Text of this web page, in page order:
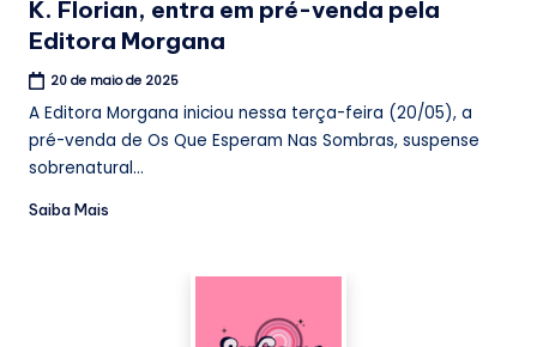
K. Florian, entra em pré-venda pela
Editora Morgana
20 de maio de 2025
A Editora Morgana iniciou nessa terça-feira (20/05), a
pré-venda de Os Que Esperam Nas Sombras, suspense
sobrenatural...
Saiba Mais